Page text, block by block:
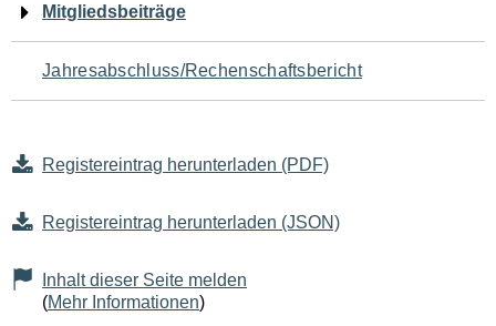
Mitgliedsbeiträge
Jahresabschluss/Rechenschaftsbericht
Registereintrag herunterladen (PDF)
Registereintrag herunterladen (JSON)
Inhalt dieser Seite melden
(Mehr Informationen)